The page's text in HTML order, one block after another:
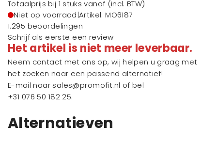
Totaalprijs bij 1 stuks vanaf (incl. BTW)
Niet op voorraad|Artikel: MO6187
1.295 beoordelingen
Schrijf als eerste een review
Het artikel is niet meer leverbaar.
Neem contact met ons op, wij helpen u graag met
het zoeken naar een passend alternatief!
E-mail naar sales@promofit.nl of bel
+31 076 50 182 25.
Alternatieven